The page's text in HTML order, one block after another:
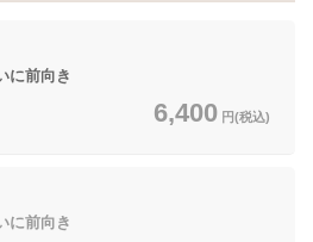
前向き
6,400 円(税込)
前向き